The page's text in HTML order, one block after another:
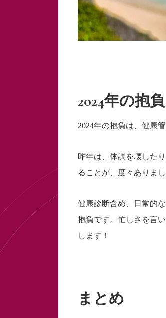
2024年の抱負
2024年の抱負は、健康管
昨年は、体調を壊した
ることが、度々ありまし
健康診断含め、日常的
抱負です。忙しさを言
します！
まとめ